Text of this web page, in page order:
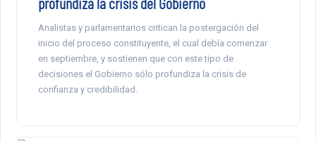
Analistas y parlamentarios critican la postergación del
inicio del proceso constituyente, el cual debía comenzar
en septiembre, y sostienen que con este tipo de
decisiones el Gobierno sólo profundiza la crisis de
confianza y credibilidad.